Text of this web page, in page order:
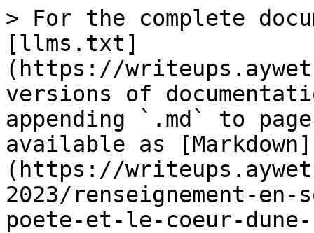
> For the complete
[llms.txt]
(https://
versions of
appending `.md` to
available as [Markdown]
(https://
2023/renseignement-
poete-et-le-coeur-dune-